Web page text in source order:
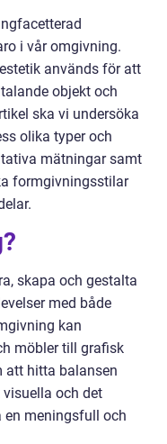
i vår omgivning.
används för att
objekt och
ska vi undersöka
olika typer och
mätningar samt
formgivningsstilar
skapa och gestalta
med både
kan
möbler till grafisk
att hitta balansen
och det
en meningsfull och